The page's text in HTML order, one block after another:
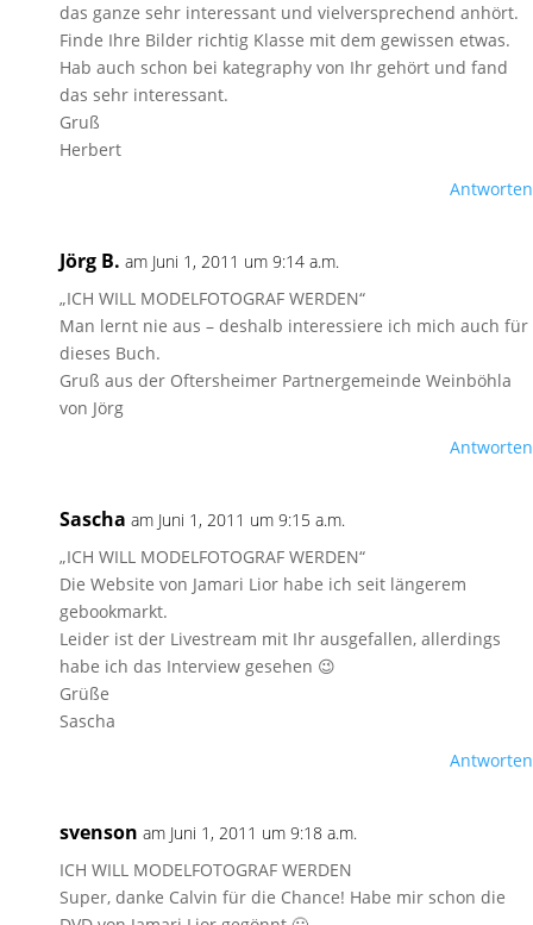
das ganze sehr interessant und vielversprechend anhört.
Finde Ihre Bilder richtig Klasse mit dem gewissen etwas.
Hab auch schon bei kategraphy von Ihr gehört und fand
das sehr interessant.
Gruß
Herbert
Antworten
Jörg B. am Juni 1, 2011 um 9:14 a.m.
„ICH WILL MODELFOTOGRAF WERDEN“
Man lernt nie aus – deshalb interessiere ich mich auch für
dieses Buch.
Gruß aus der Oftersheimer Partnergemeinde Weinböhla
von Jörg
Antworten
Sascha am Juni 1, 2011 um 9:15 a.m.
„ICH WILL MODELFOTOGRAF WERDEN“
Die Website von Jamari Lior habe ich seit längerem
gebookmarkt.
Leider ist der Livestream mit Ihr ausgefallen, allerdings
habe ich das Interview gesehen 😉
Grüße
Sascha
Antworten
svenson am Juni 1, 2011 um 9:18 a.m.
ICH WILL MODELFOTOGRAF WERDEN
Super, danke Calvin für die Chance! Habe mir schon die